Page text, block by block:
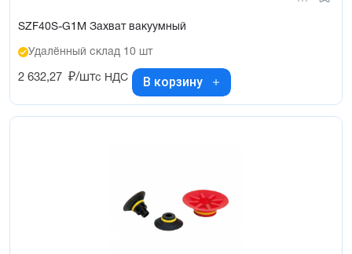
SZF40S-G1M Захват вакуумный
Удалённый склад 10 шт
2 632,27 ₽/штс НДС В корзину